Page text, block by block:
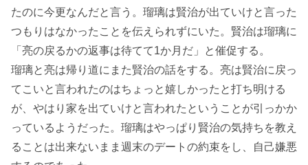
たのに今更なんだと言う。瑠璃は賢治が出ていけと言った
つもりはなかったことを伝えられずにいた。賢治は瑠璃に
「亮の戻るかの返事は待てて1か月だ」と催促する。
瑠璃と亮は帰り道にまた賢治の話をする。亮は賢治に戻っ
てこいと言われたのはちょっと嬉しかったと打ち明ける
が、やはり家を出ていけと言われたということが引っかか
っているようだった。瑠璃はやっぱり賢治の気持ちを教え
ることは出来ないまま週末のデートの約束をし、自己嫌悪